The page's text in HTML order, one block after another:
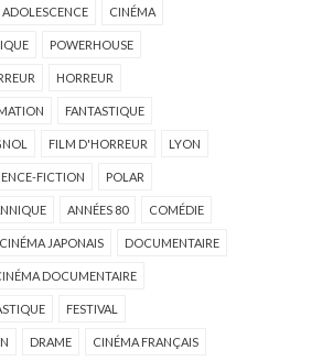
ADOLESCENCE CINÉMA
POWERHOUSE
HORREUR
FANTASTIQUE
FILM D'HORREUR LYON
FICTION POLAR
ANNÉES 80 COMÉDIE
CINÉMA JAPONAIS DOCUMENTAIRE
DOCUMENTAIRE
FESTIVAL
DRAME CINÉMA FRANÇAIS